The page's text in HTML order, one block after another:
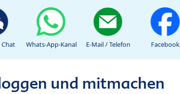
Chat Whats-App-Kanal E-Mail / Telefon Facebook
und mitmachen